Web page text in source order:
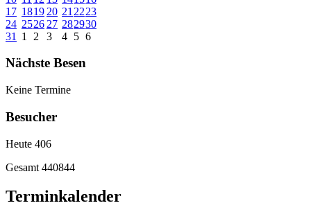
17 1819 20 21 2223
24 2526 27 282930
31
1 2 3 4 5 6
Nächste Besen
Keine Termine
Besucher
Heute 406
Gesamt 440844
Terminkalender